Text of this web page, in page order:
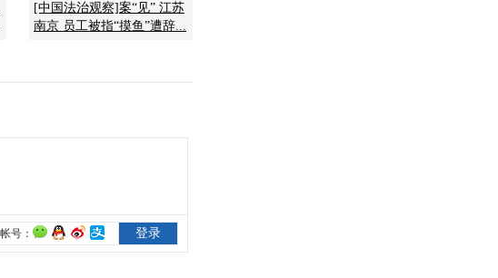
[中国法治观察]案“见” 江苏
南京 员工被指“摸鱼”遭辞...